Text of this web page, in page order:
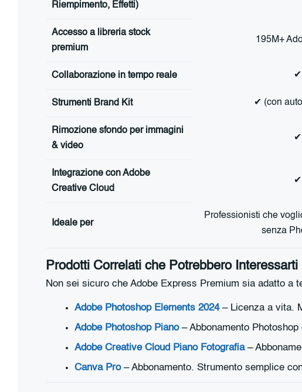
Riempimento, Effetti)
Accesso a libreria stock
premium
195M+
Collaborazione in tempo reale ✔
Strumenti Brand Kit ✔ (con
Rimozione sfondo per immagini
& video
✔
Integrazione con Adobe
Creative Cloud
✔
Ideale per
Professionisti che
senza
Prodotti Correlati che Potrebbero Interessarti
Non sei sicuro che Adobe Express Premium sia adatto a
Adobe Photoshop Elements 2024– Licenza a vita.
Adobe Photoshop Piano– Abbonamento
Adobe Creative Cloud Piano Fotografia–
Canva Pro– Abbonamento. Strumento semplice